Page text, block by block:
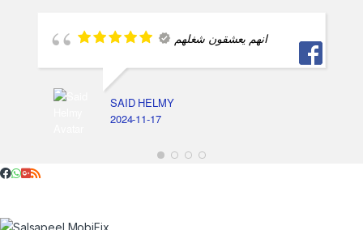
انهم يعشقون شغلهم
SAID HELMY
2024-11-17